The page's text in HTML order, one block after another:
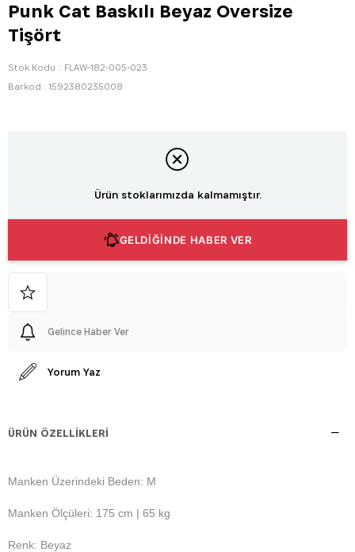
Punk Cat Baskılı Beyaz Oversize
Tişört
Stok Kodu
FLAW-182-005-023
Barkod : 1592380235008
Ürün stoklarımızda kalmamıştır.
GELDİĞİNDE HABER VER
Gelince Haber Ver
Yorum Yaz
ÜRÜN ÖZELLIKLERI
Manken Üzerindeki Beden: M
Manken Ölçüleri: 175 cm | 65 kg
Renk: Beyaz